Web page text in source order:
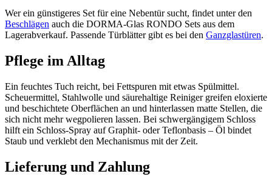
Wer ein günstigeres Set für eine Nebentür sucht, findet unter den
Beschlägen auch die DORMA-Glas RONDO Sets aus dem
Lagerabverkauf. Passende Türblätter gibt es bei den Ganzglastüren.
Pflege im Alltag
Ein feuchtes Tuch reicht, bei Fettspuren mit etwas Spülmittel.
Scheuermittel, Stahlwolle und säurehaltige Reiniger greifen eloxierte
und beschichtete Oberflächen an und hinterlassen matte Stellen, die
sich nicht mehr wegpolieren lassen. Bei schwergängigem Schloss
hilft ein Schloss-Spray auf Graphit- oder Teflonbasis – Öl bindet
Staub und verklebt den Mechanismus mit der Zeit.
Lieferung und Zahlung